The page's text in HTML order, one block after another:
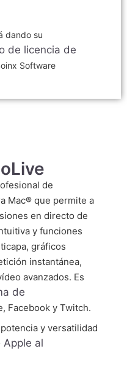
dando su
de licencia de
Software
de
Mac® que permite a
en directo de
y funciones
gráficos
instantánea,
avanzados. Es
de
Facebook y Twitch.
y versatilidad
Apple al